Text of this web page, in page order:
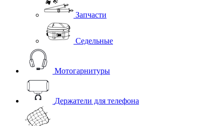
Запчасти
Седельные
Мотогарнитуры
Держатели для телефона